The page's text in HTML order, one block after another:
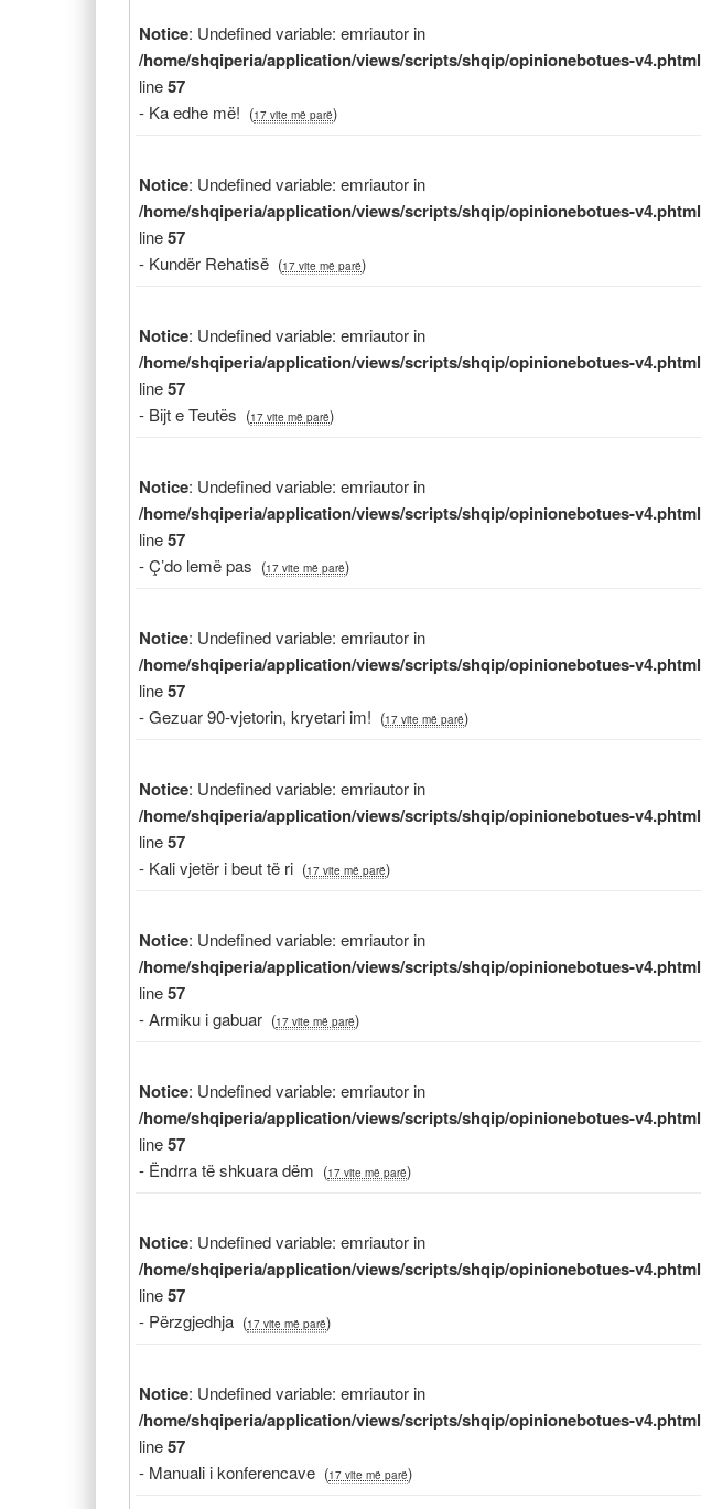
Notice: Undefined variable: emriautor in
/home/shqiperia/application/views/scripts/shqip/opinionebotues-v4.phtml
line57
- Ka edhe më! (17 vite më parë)
Notice: Undefined variable: emriautor in
/home/shqiperia/application/views/scripts/shqip/opinionebotues-v4.phtml
line57
- Kundër Rehatisë (17 vite më parë)
Notice: Undefined variable: emriautor in
/home/shqiperia/application/views/scripts/shqip/opinionebotues-v4.phtml
line57
- Bijt e Teutës (17 vite më parë)
Notice: Undefined variable: emriautor in
/home/shqiperia/application/views/scripts/shqip/opinionebotues-v4.phtml
line57
- Ç’do lemë pas (17 vite më parë)
Notice: Undefined variable: emriautor in
/home/shqiperia/application/views/scripts/shqip/opinionebotues-v4.phtml
line57
- Gezuar 90-vjetorin, kryetari im! (17 vite më parë)
Notice: Undefined variable: emriautor in
/home/shqiperia/application/views/scripts/shqip/opinionebotues-v4.phtml
line57
- Kali vjetër i beut të ri (17 vite më parë)
Notice: Undefined variable: emriautor in
/home/shqiperia/application/views/scripts/shqip/opinionebotues-v4.phtml
line57
- Armiku i gabuar (17 vite më parë)
Notice: Undefined variable: emriautor in
/home/shqiperia/application/views/scripts/shqip/opinionebotues-v4.phtml
line57
- Ëndrra të shkuara dëm (17 vite më parë)
Notice: Undefined variable: emriautor in
/home/shqiperia/application/views/scripts/shqip/opinionebotues-v4.phtml
line57
- Përzgjedhja (17 vite më parë)
Notice: Undefined variable: emriautor in
/home/shqiperia/application/views/scripts/shqip/opinionebotues-v4.phtml
line57
- Manuali i konferencave (17 vite më parë)